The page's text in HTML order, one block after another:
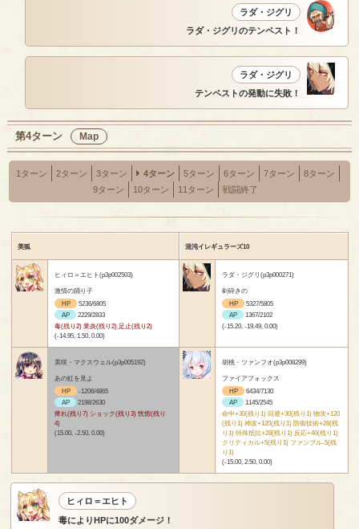
ラダ・ジグリ
ラダ・ジグリのテンペスト！
ラダ・ジグリ
テンペストの発動に失敗！
第4ターン Map
1ターン 2ターン 3ターン 4ターン 5ターン 6ターン 7ターン
8ターン
9ターン
10ターン 11ターン 戦闘終了
美狐 混沌イレギュラーズ10
ヒィロ＝エヒト(p3p002503)
激情の踊り子
HP
5236/6805
AP
2229/2833
毒(残り2) 業炎(残り2) 足止(残り2)
(-14.95, 1.50, 0.00)
ラダ・ジグリ(p3p000271)
剣砕きの
HP
5327/5805
AP
1367/2102
(-15.20, -19.49, 0.00)
美咲・マクスウェル(p3p005192)
あの虹を見よ
HP
-1206/4865
AP
2198/2630
痺れ(残り7) ショック(残り3) 恍惚(残り
4)
(15.00, -2.50, 0.00)
胡桃・ツァンフオ(p3p008299)
ファイアフォックス
HP
6434/7130
AP
1145/2545
命中+30(残り1) 回避+30(残り1) 物攻+120
(残り1) 神攻+120(残り1) 防御技術+28(残
り1) 特殊抵抗+28(残り1) 反応+40(残り1)
クリティカル+5(残り1) ファンブル-5(残
り1)
(-15.00, 2.50, 0.00)
ヒィロ＝エヒト
毒によりHPに100ダメージ！